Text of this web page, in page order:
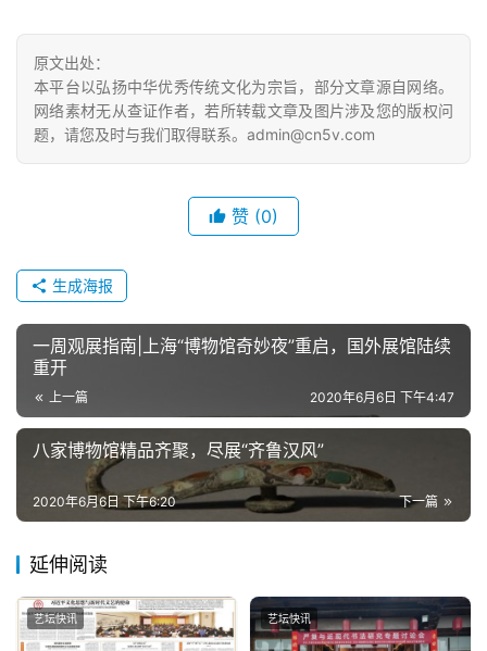
欣
赏
砚
美
术
库
容
易
寫
用
的
體
字
原文出处：
本平台以弘扬中华优秀传统文化为宗旨，部分文章源自网络。
网络素材无从查证作者，若所转载文章及图片涉及您的版权问
题，请您及时与我们取得联系。admin@cn5v.com
赞 (0)
生成海报
一周观展指南|上海“博物馆奇妙夜”重启，国外展馆陆续
重开
上一篇 2020年6月6日 下午4:47
八家博物馆精品齐聚，尽展“齐鲁汉风”
下一篇
2020年6月6日 下午6:20
延伸阅读
艺坛快讯 艺坛快讯